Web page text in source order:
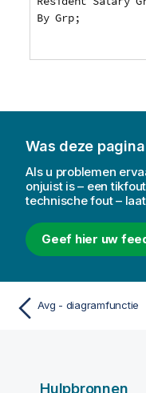
By Grp;
Was deze
Als u problemen
onjuist is – een
technische fout –
Geef hier uw
Avg - diagramfunctie
Hulpbronnen